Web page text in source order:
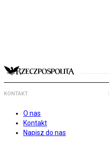
KONTAKT
O nas
Kontakt
Napisz do nas